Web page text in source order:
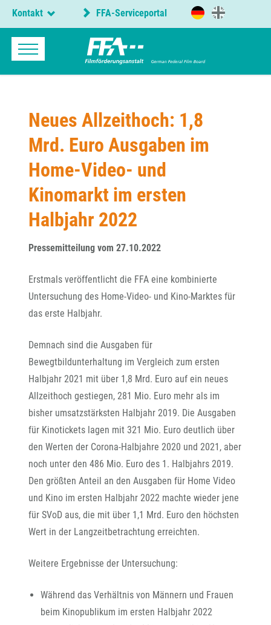
Kontakt FFA-Serviceportal
Neues Allzeithoch: 1,8
Mrd. Euro Ausgaben im
Home-Video- und
Kinomarkt im ersten
Halbjahr 2022
Pressemitteilung vom 27.10.2022
Erstmals veröffentlicht die FFA eine kombinierte
Untersuchung des Home-Video- und Kino-Marktes für
das erste Halbjahr.
Demnach sind die Ausgaben für
Bewegtbildunterhaltung im Vergleich zum ersten
Halbjahr 2021 mit über 1,8 Mrd. Euro auf ein neues
Allzeithoch gestiegen, 281 Mio. Euro mehr als im
bisher umsatzstärksten Halbjahr 2019. Die Ausgaben
für Kinotickets lagen mit 321 Mio. Euro deutlich über
den Werten der Corona-Halbjahre 2020 und 2021, aber
noch unter den 486 Mio. Euro des 1. Halbjahrs 2019.
Den größten Anteil an den Ausgaben für Home Video
und Kino im ersten Halbjahr 2022 machte wieder jene
für SVoD aus, die mit über 1,1 Mrd. Euro den höchsten
Wert in der Langzeitbetrachtung erreichten.
Weitere Ergebnisse der Untersuchung:
Während das Verhältnis von Männern und Frauen
beim Kinopublikum im ersten Halbjahr 2022